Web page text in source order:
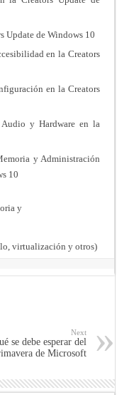
Update de Windows 10
en la Creators
en la Creators
Audio y Hardware en la
y Administración
10
Next
se debe esperar del
de Microsoft